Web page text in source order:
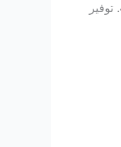
للمشروع نتائج مذهلة، منها:1. تحسين جودة وتنوع المحاصيل الزراعية.2. زيادة دخل الأسر الزراعية، خصوصًا النساء والشباب.3. خلق فرص عمل خضراء مستدامة.4. توفير